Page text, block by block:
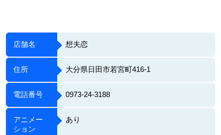
店舗名 想夫恋
住所 大分県日田市若宮町416-1
電話番号 0973-24-3188
アニメー
ション
あり